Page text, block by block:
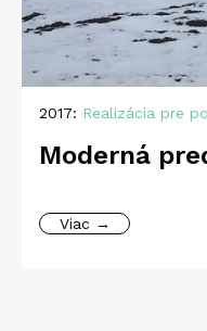
2017: Realizácia pre
Moderná
Viac →